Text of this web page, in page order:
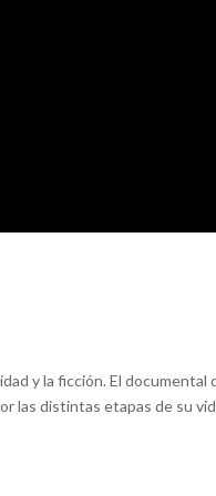
y la ficción. El documental
las distintas etapas de su